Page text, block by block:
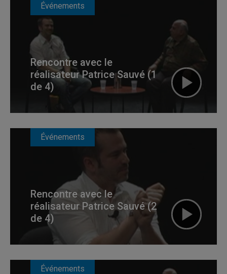
Événements
Rencontre avec le
réalisateur Patrice Sauvé (1
de 4)
Événements
Rencontre avec le
réalisateur Patrice Sauvé (2
de 4)
Événements